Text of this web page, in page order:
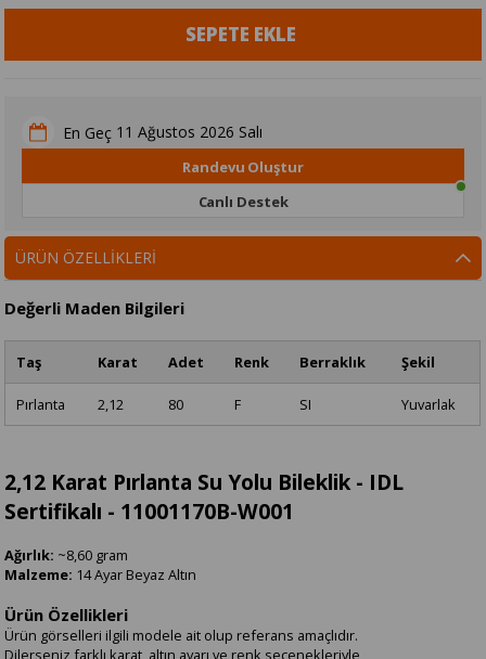
En Geç 11 Ağustos 2026 Salı
Randevu Oluştur
Canlı Destek
ÜRÜN ÖZELLIKLERI
Değerli Maden Bilgileri
Taş Karat Adet Renk Berraklık Şekil
Pırlanta 2,12 80 F SI Yuvarlak
2,12 Karat Pırlanta Su Yolu Bileklik - IDL
Sertifikalı - 11001170B-W001
Ağırlık: ~8,60 gram
Malzeme: 14 Ayar Beyaz Altın
Ürün Özellikleri
Ürün görselleri ilgili modele ait olup referans amaçlıdır.
Dilerseniz farklı karat, altın ayarı ve renk seçenekleriyle